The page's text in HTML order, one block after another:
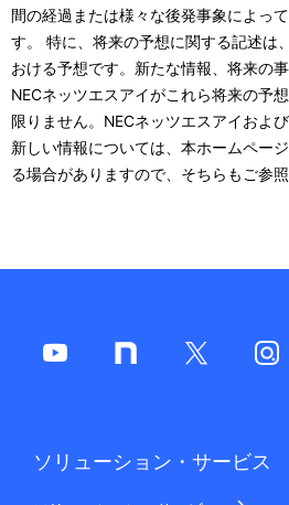
間の経過または様々な後発事象によっ
す。 特に、将来の予想に関する記述は
おける予想です。新たな情報、将来の
NECネッツエスアイがこれら将来の予
限りません。NECネッツエスアイおよ
新しい情報については、本ホームペー
る場合がありますので、そちらもご参照
ソリューション・サービス